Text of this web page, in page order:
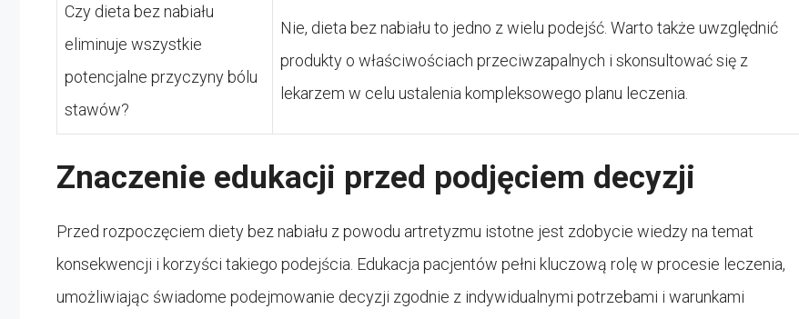
Czy dieta bez nabiału
eliminuje wszystkie
potencjalne przyczyny bólu
stawów?
Nie, dieta bez nabiału to jedno z wielu podejść. Warto także uwzględnić
produkty o właściwościach przeciwzapalnych i skonsultować się z
lekarzem w celu ustalenia kompleksowego planu leczenia.
Znaczenie edukacji przed podjęciem decyzji
Przed rozpoczęciem diety bez nabiału z powodu artretyzmu istotne jest zdobycie wiedzy na temat
konsekwencji i korzyści takiego podejścia. Edukacja pacjentów pełni kluczową rolę w procesie leczenia,
umożliwiając świadome podejmowanie decyzji zgodnie z indywidualnymi potrzebami i warunkami